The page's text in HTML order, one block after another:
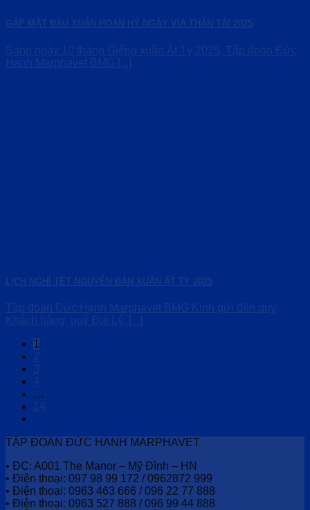
GẶP MẶT ĐẦU XUÂN HOAN HỶ NGÀY VÍA THẦN TÀI 2025
Sáng ngày 10 tháng Giêng xuân Ất Tỵ 2025, Tập đoàn Đức
Hạnh Marphavet BMG [...]
LỊCH NGHỈ TẾT NGUYÊN ĐÁN XUÂN ẤT TỴ 2025
Tập đoàn Đức Hạnh Marphavet BMG Kính gửi đến quý
Khách hàng, quý Đại Lý, [...]
1
3
4
…
14
TẬP ĐOÀN ĐỨC HẠNH MARPHAVET
• ĐC: A001 The Manor – Mỹ Đình – HN
• Điện thoại: 097 98 99 172 / 0962872 999
• Điện thoại: 0963 463 666 / 096 22 77 888
• Điện thoại: 0963 527 888 / 096 99 44 888